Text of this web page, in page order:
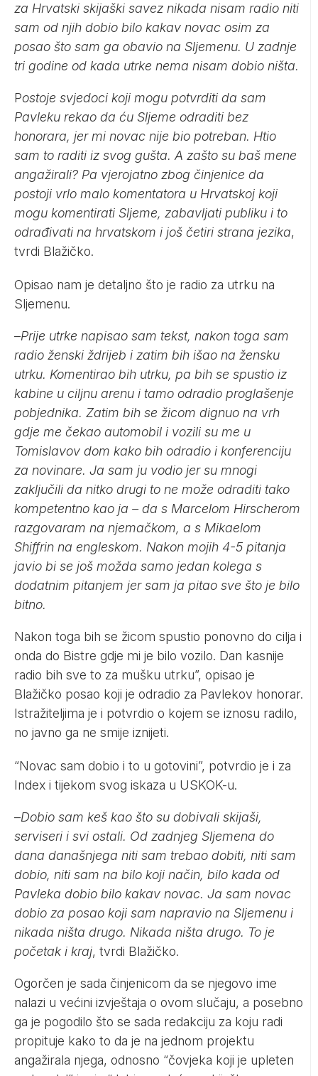
za Hrvatski skijaški savez nikada nisam radio niti
sam od njih dobio bilo kakav novac osim za
posao što sam ga obavio na Sljemenu. U zadnje
tri godine od kada utrke nema nisam dobio ništa.
Postoje svjedoci koji mogu potvrditi da sam
Pavleku rekao da ću Sljeme odraditi bez
honorara, jer mi novac nije bio potreban. Htio
sam to raditi iz svog gušta. A zašto su baš mene
angažirali? Pa vjerojatno zbog činjenice da
postoji vrlo malo komentatora u Hrvatskoj koji
mogu komentirati Sljeme, zabavljati publiku i to
odrađivati na hrvatskom i još četiri strana jezika,
tvrdi Blažičko.
Opisao nam je detaljno što je radio za utrku na
Sljemenu.
–Prije utrke napisao sam tekst, nakon toga sam
radio ženski ždrijeb i zatim bih išao na žensku
utrku. Komentirao bih utrku, pa bih se spustio iz
kabine u ciljnu arenu i tamo odradio proglašenje
pobjednika. Zatim bih se žicom dignuo na vrh
gdje me čekao automobil i vozili su me u
Tomislavov dom kako bih odradio i konferenciju
za novinare. Ja sam ju vodio jer su mnogi
zaključili da nitko drugi to ne može odraditi tako
kompetentno kao ja – da s Marcelom Hirscherom
razgovaram na njemačkom, a s Mikaelom
Shiffrin na engleskom. Nakon mojih 4-5 pitanja
javio bi se još možda samo jedan kolega s
dodatnim pitanjem jer sam ja pitao sve što je bilo
bitno.
Nakon toga bih se žicom spustio ponovno do cilja i
onda do Bistre gdje mi je bilo vozilo. Dan kasnije
radio bih sve to za mušku utrku”, opisao je
Blažičko posao koji je odradio za Pavlekov honorar.
Istražiteljima je i potvrdio o kojem se iznosu radilo,
no javno ga ne smije iznijeti.
“Novac sam dobio i to u gotovini”, potvrdio je i za
Index i tijekom svog iskaza u USKOK-u.
–Dobio sam keš kao što su dobivali skijaši,
serviseri i svi ostali. Od zadnjeg Sljemena do
dana današnjega niti sam trebao dobiti, niti sam
dobio, niti sam na bilo koji način, bilo kada od
Pavleka dobio bilo kakav novac. Ja sam novac
dobio za posao koji sam napravio na Sljemenu i
nikada ništa drugo. Nikada ništa drugo. To je
početak i kraj, tvrdi Blažičko.
Ogorčen je sada činjenicom da se njegovo ime
nalazi u većini izvještaja o ovom slučaju, a posebno
ga je pogodilo što se sada redakciju za koju radi
propituje kako to da je na jednom projektu
angažirala njega, odnosno “čovjeka koji je upleten